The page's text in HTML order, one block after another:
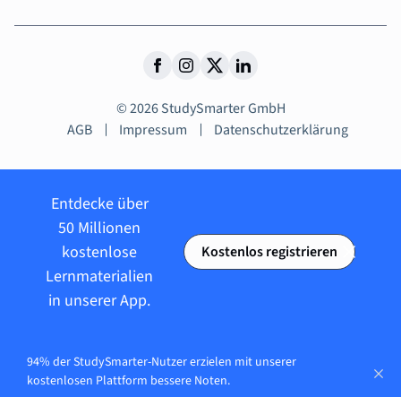
© 2026 StudySmarter GmbH
AGB
Impressum Datenschutzerklärung
Entdecke über
50 Millionen
kostenlose
Lernmaterialien
in unserer App.
Kostenlos registrieren
94% der StudySmarter-Nutzer erzielen mit unserer
kostenlosen Plattform bessere Noten.